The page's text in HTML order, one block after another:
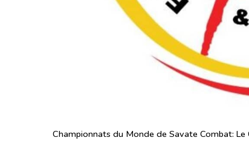
Championnats du Monde de Savate Combat: